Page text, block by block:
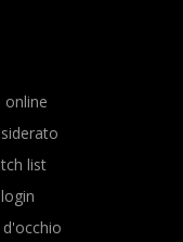
online
list